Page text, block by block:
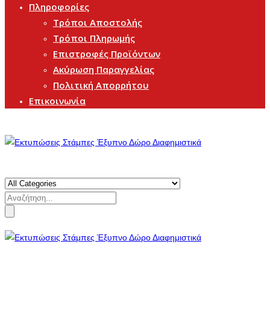
Πληροφορίες
Τρόποι Αποστολής
Τρόποι Πληρωμής
Επιστροφές Προϊόντων
Ακύρωση Παραγγελίας
Πολιτική Απορρήτου
Επικοινωνία
Search